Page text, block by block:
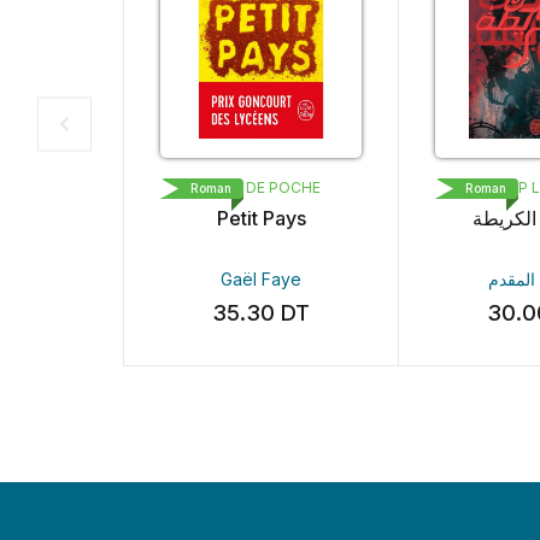
LIVRE DE POCHE
Petit Pays
Gaël Faye
35.30 DT
Roman POP
Roman